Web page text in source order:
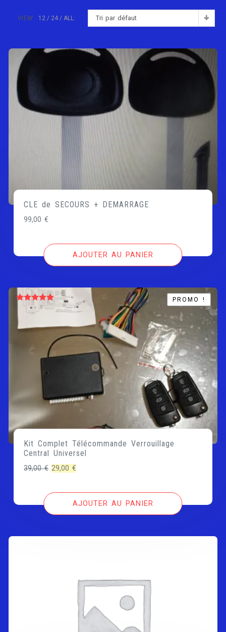
Tri par défaut
VIEW: 12 24 ALL:
CLE de SECOURS + DEMARRAGE
99,00€
AJOUTER AU PANIER
Note 5.00
PROMO !
PROMO !
Kit Complet Télécommande Verrouillage
Central Universel
39,00€ Le
initial
29,00€
actuel
est :
AJOUTER AU PANIER